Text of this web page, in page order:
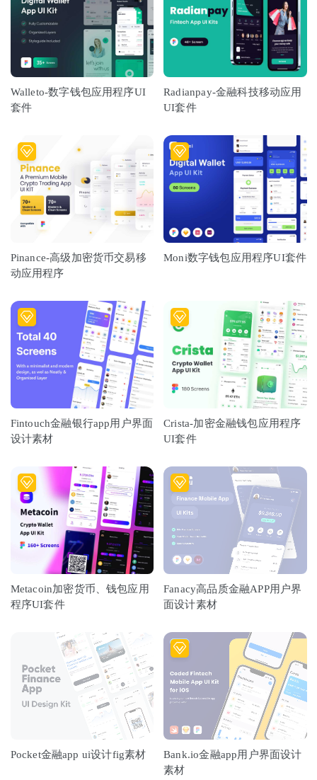
Walleto-数字钱包应用程序UI
套件
Radianpay-金融科技移动应用
UI套件
Pinance-高级加密货币交易移
动应用程序
Moni数字钱包应用程序UI套件
Fintouch金融银行app用户界面
设计素材
Crista-加密金融钱包应用程序
UI套件
Metacoin加密货币、钱包应用
程序UI套件
Fanacy高品质金融APP用户界
面设计素材
Pocket金融app ui设计fig素材
Bank.io金融app用户界面设计
素材